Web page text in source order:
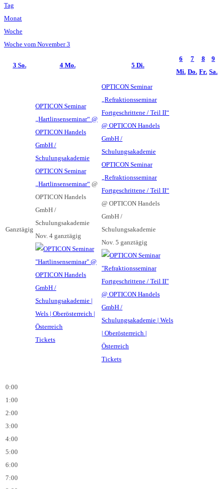
Tag
Monat
Woche
Woche vom November 3
3 So. 4 Mo. 5 Di.
6
Mi.
7
Do.
8
Fr.
9
Sa.
Ganztägig
OPTICON Seminar
„Hartlinsenseminar“ @
OPTICON Handels
GmbH /
Schulungsakademie
OPTICON Seminar
„Hartlinsenseminar“ @
OPTICON Handels
GmbH /
Schulungsakademie
Nov. 4 ganztägig
Tickets
OPTICON Seminar
„Refraktionsseminar
Fortgeschrittene / Teil II“
@ OPTICON Handels
GmbH /
Schulungsakademie
OPTICON Seminar
„Refraktionsseminar
Fortgeschrittene / Teil II“
@ OPTICON Handels
GmbH /
Schulungsakademie
Nov. 5 ganztägig
Tickets
0:00
1:00
2:00
3:00
4:00
5:00
6:00
7:00